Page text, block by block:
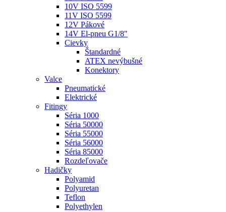
10V ISO 5599
11V ISO 5599
12V Pákové
14V El-pneu G1/8"
Cievky
Štandardné
ATEX nevýbušné
Konektory
Valce
Pneumatické
Elektrické
Fitingy
Séria 1000
Séria 50000
Séria 55000
Séria 56000
Séria 85000
Rozdeľovače
Hadičky
Polyamid
Polyuretan
Teflon
Polyethylen